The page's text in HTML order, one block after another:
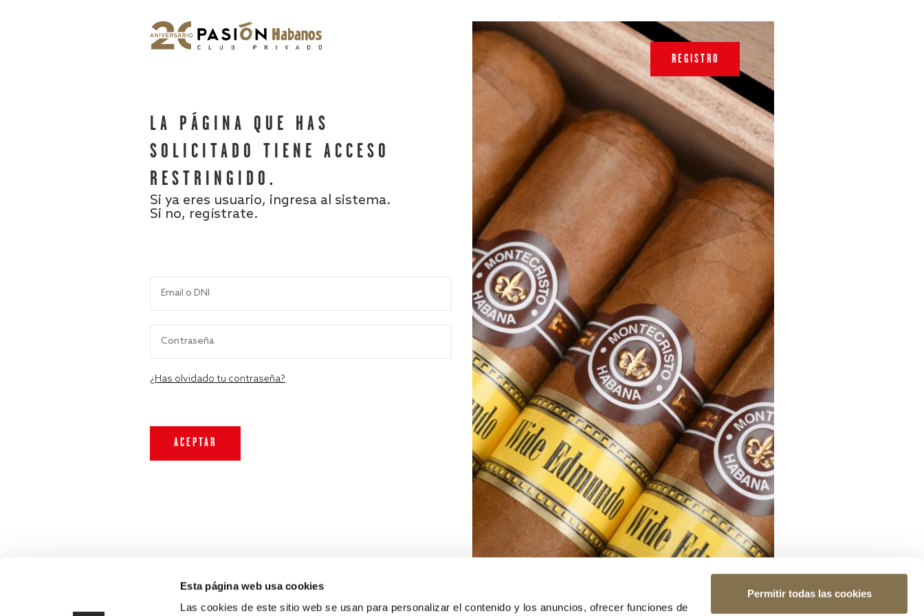
Esta página web usa cookies
Las cookies de este sitio web se usan para personalizar el contenido y los anuncios, ofrecer funciones de
Permitir todas las cookies
LA PÁGINA QUE HAS
SOLICITADO TIENE ACCESO
RESTRINGIDO.
Si ya eres usuario, ingresa al sistema.
Si no, regístrate.
¿Has olvidado tu contraseña?
REGISTRO